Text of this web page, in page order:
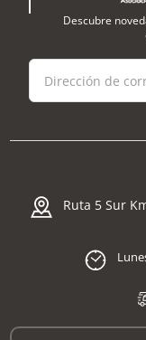
Descubre
Ruta 5 Sur